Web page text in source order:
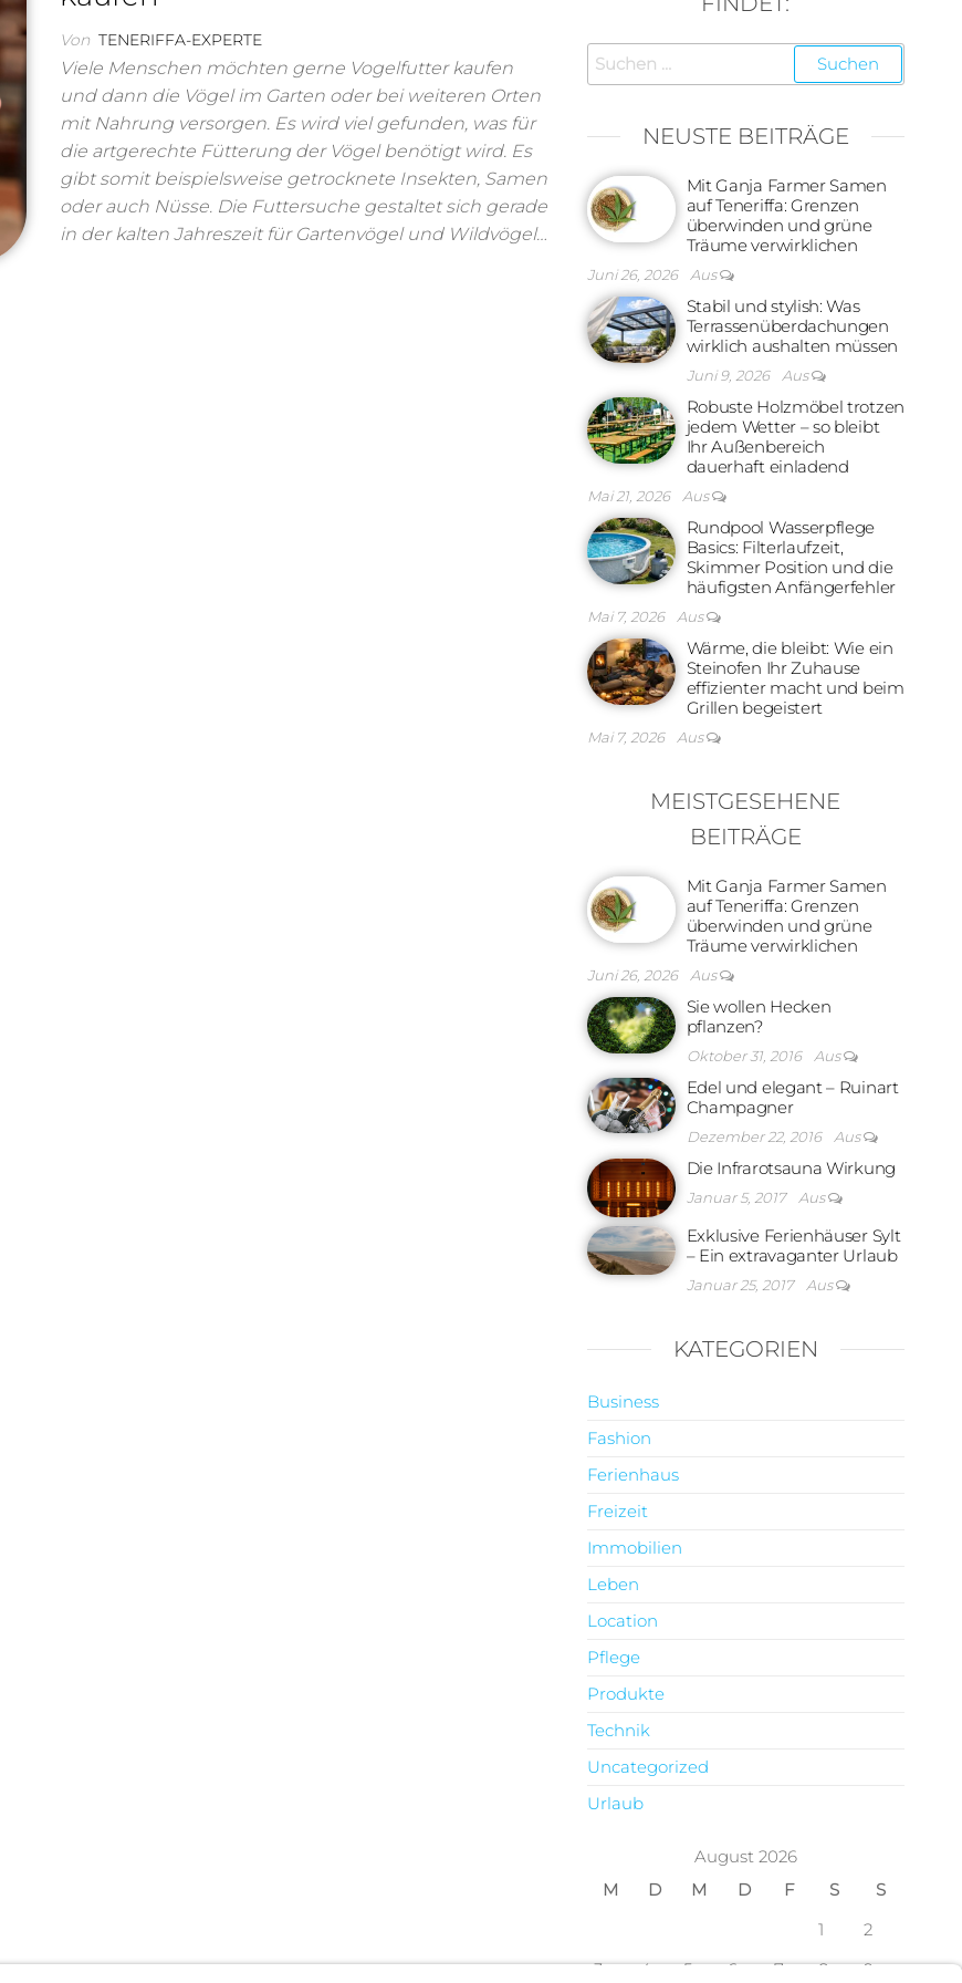
Von TENERIFFA-EXPERTE
Viele Menschen möchten gerne Vogelfutter kaufen
und dann die Vögel im Garten oder bei weiteren Orten
mit Nahrung versorgen. Es wird viel gefunden, was für
die artgerechte Fütterung der Vögel benötigt wird. Es
gibt somit beispielsweise getrocknete Insekten, Samen
oder auch Nüsse. Die Futtersuche gestaltet sich gerade
in der kalten Jahreszeit für Gartenvögel und Wildvögel…
Suchen
nach:
NEUSTE BEITRÄGE
Mit Ganja Farmer Samen
auf Teneriffa: Grenzen
überwinden und grüne
Träume verwirklichen
Juni 26, 2026 Aus
Stabil und stylish: Was
Terrassenüberdachungen
wirklich aushalten müssen
Juni 9, 2026 Aus
Robuste Holzmöbel trotzen
jedem Wetter – so bleibt
Ihr Außenbereich
dauerhaft einladend
Mai 21, 2026 Aus
Rundpool Wasserpflege
Basics: Filterlaufzeit,
Skimmer Position und die
häufigsten Anfängerfehler
Mai 7, 2026 Aus
Wärme, die bleibt: Wie ein
Steinofen Ihr Zuhause
effizienter macht und beim
Grillen begeistert
Mai 7, 2026 Aus
MEISTGESEHENE
BEITRÄGE
Mit Ganja Farmer Samen
auf Teneriffa: Grenzen
überwinden und grüne
Träume verwirklichen
Juni 26, 2026 Aus
Sie wollen Hecken
pflanzen?
Oktober 31, 2016 Aus
Edel und elegant – Ruinart
Champagner
Dezember 22, 2016 Aus
Die Infrarotsauna Wirkung
Januar 5, 2017 Aus
Exklusive Ferienhäuser Sylt
– Ein extravaganter Urlaub
Januar 25, 2017 Aus
KATEGORIEN
Business
Fashion
Ferienhaus
Freizeit
Immobilien
Leben
Location
Pflege
Produkte
Technik
Uncategorized
Urlaub
August 2026
M
D M D F S
S
1
2
3
4 5 6 7 8 9